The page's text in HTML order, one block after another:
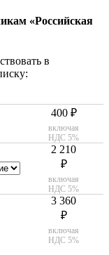
«Российская
в
400 ₽
включая
НДС 5%
2 210
₽
включая
НДС 5%
3 360
₽
включая
НДС 5%